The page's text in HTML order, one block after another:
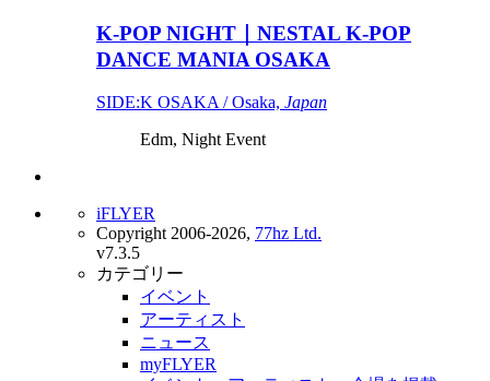
K-POP NIGHT｜NESTAL K-POP
DANCE MANIA OSAKA
SIDE:K OSAKA / Osaka, Japan
Edm, Night Event
iFLYER
Copyright 2006-2026, 77hz Ltd.
v7.3.5
カテゴリー
イベント
アーティスト
ニュース
myFLYER